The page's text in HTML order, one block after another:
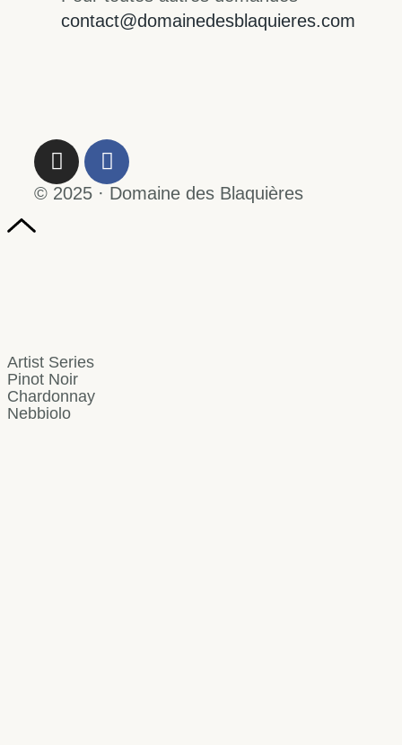
contact@domainedesblaquieres.com
© 2025 · Domaine des Blaquières
Artist Series
Pinot Noir
Chardonnay
Nebbiolo